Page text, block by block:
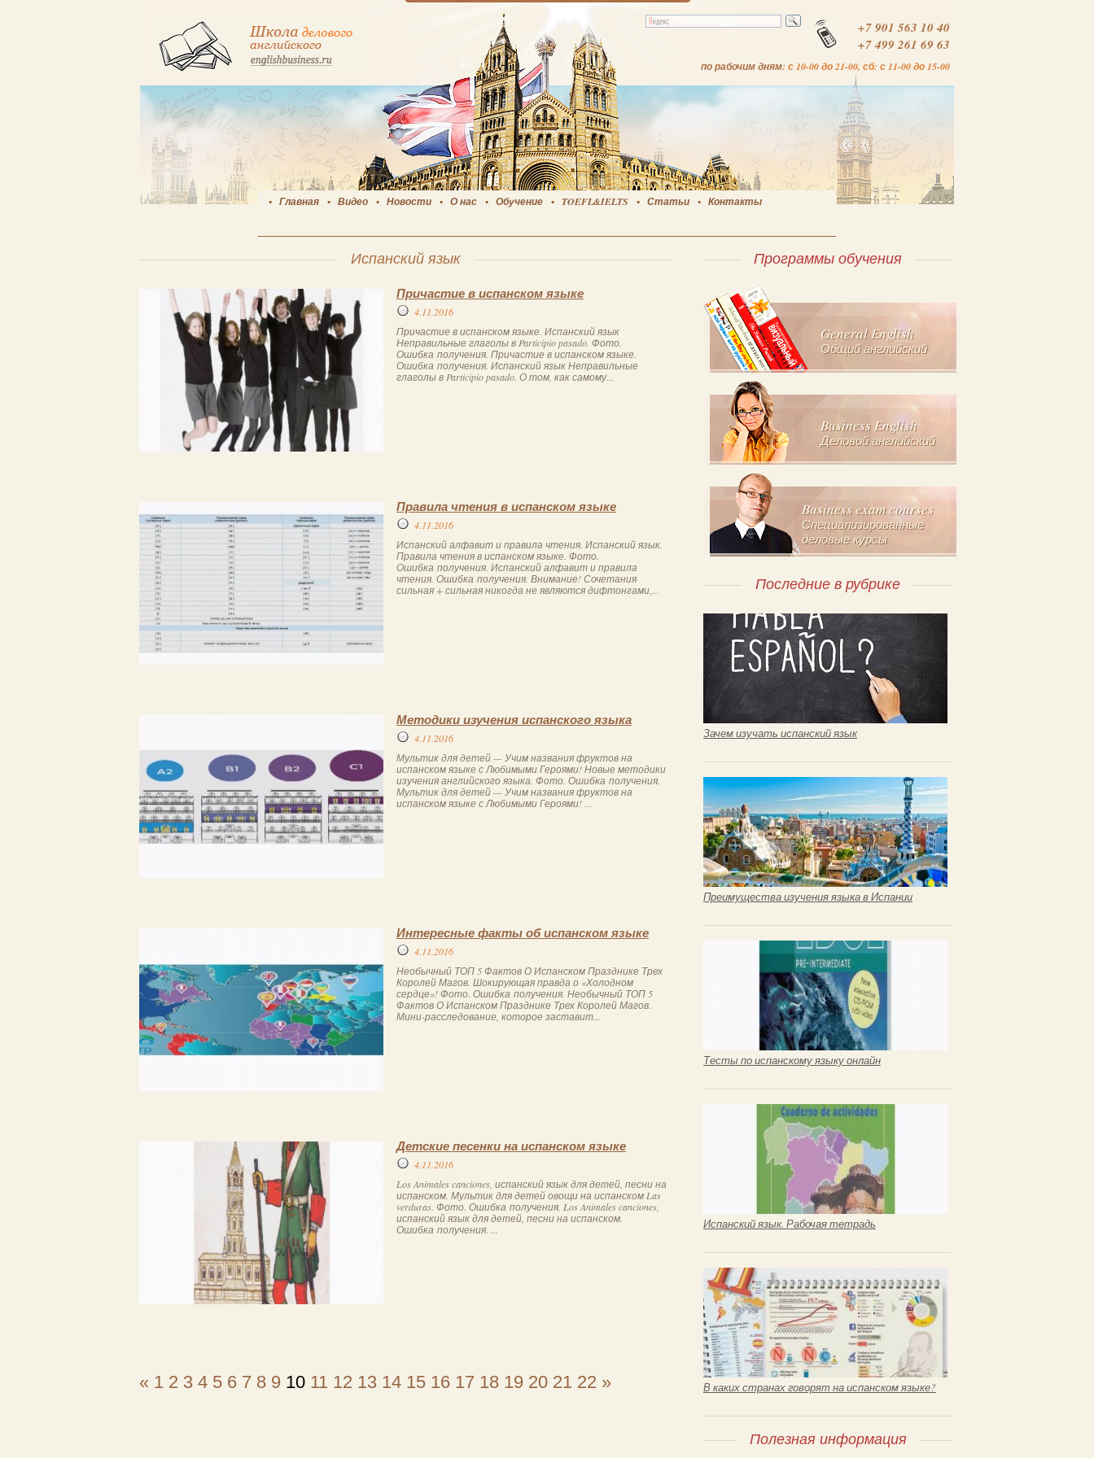
+7 901 563 10 40
+7 499 261 69 63
по рабочим дням: с 10-00 до 21-00, сб: с 11-00 до 15-00
Главная Видео Новости О нас Обучение TOEFL&IELTS Статьи Контакты
Программы обучения
General English
Общий английский
Business English
Деловой английский
Business exam courses
Специализированные
деловые курсы
Последние в рубрике
Зачем изучать испанский язык
Преимущества изучения языка в Испании
Тесты по испанскому языку онлайн
Испанский язык. Рабочая тетрадь
В каких странах говорят на испанском языке?
Полезная информация
Испанский язык
Причастие в испанском языке
4.11.2016
Причастие в испанском языке. Испанский язык
Неправильные глаголы в Participio pasado. Фото.
Ошибка получения. Причастие в испанском языке.
Ошибка получения. Испанский язык Неправильные
глаголы в Participio pasado. О том, как самому...
Правила чтения в испанском языке
4.11.2016
Испанский алфавит и правила чтения. Испанский язык.
Правила чтения в испанском языке. Фото.
Ошибка получения. Испанский алфавит и правила
чтения. Ошибка получения. Внимание! Сочетания
сильная + сильная никогда не являются дифтонгами,...
Методики изучения испанского языка
4.11.2016
Мультик для детей — Учим названия фруктов на
испанском языке с Любимыми Героями! Новые методики
изучения английского языка. Фото. Ошибка получения.
Мультик для детей — Учим названия фруктов на
испанском языке с Любимыми Героями! ...
Интересные факты об испанском языке
4.11.2016
Необычный ТОП 5 Фактов О Испанском Празднике Трех
Королей Магов. Шокирующая правда о «Холодном
сердце»! Фото. Ошибка получения. Необычный ТОП 5
Фактов О Испанском Празднике Трех Королей Магов.
Мини-расследование, которое заставит...
Детские песенки на испанском языке
4.11.2016
Los Animales canciones, испанский язык для детей, песни на
испанском. Мультик для детей овощи на испанском Las
verduras. Фото. Ошибка получения. Los Animales canciones,
испанский язык для детей, песни на испанском.
Ошибка получения. ...
« 1 2 3 4 5 6 7 8 9 10 11 12 13 14 15 16 17 18 19 20 21 22 »